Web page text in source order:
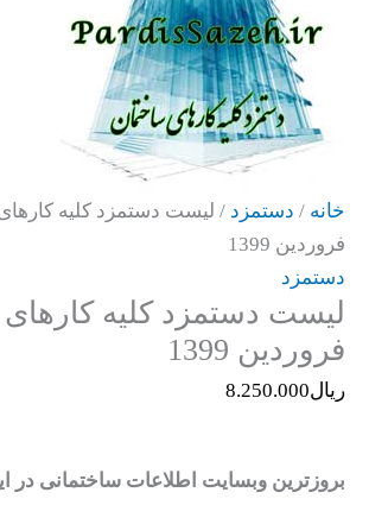
خانه / دستمزد / لیست دستمزد کلیه
فروردین 1399
دستمزد
لیست دستمزد کلیه
فروردین 1399
ریال8.250.000
بروزترین وبسایت اطلاعات ساختمانی در